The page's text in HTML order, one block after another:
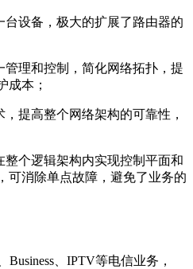
台设备，极大的扩展了路由器的
管理和控制，简化网络拓扑，提
成本；
提高整个网络架构的可靠性，
个逻辑架构内实现控制平面和
可消除单点故障，避免了业务的
、IPTV等电信业务，